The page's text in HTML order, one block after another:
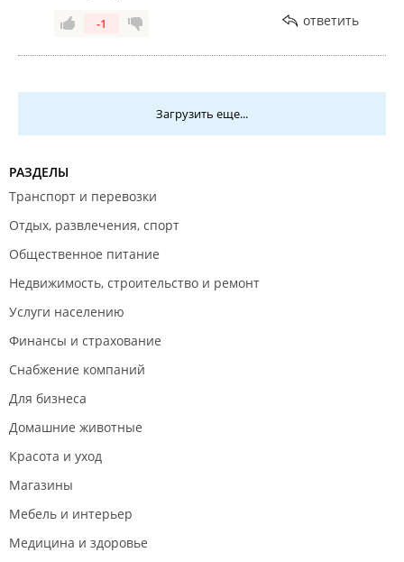
-1 ответить
Загрузить еще...
РАЗДЕЛЫ
Транспорт и перевозки
Отдых, развлечения, спорт
Общественное питание
Недвижимость, строительство и ремонт
Услуги населению
Финансы и страхование
Снабжение компаний
Для бизнеса
Домашние животные
Красота и уход
Магазины
Мебель и интерьер
Медицина и здоровье